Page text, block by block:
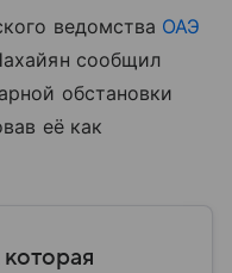
ведомства ОАЭ
сообщил
обстановки
её как